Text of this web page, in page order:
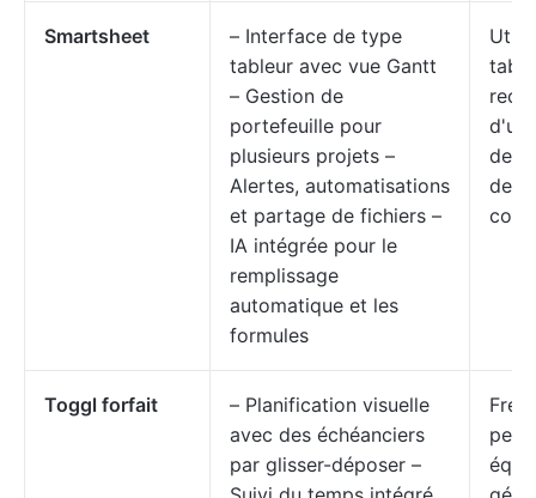
Smartsheet
– Interface de type
tableur avec vue Gantt
– Gestion de
portefeuille pour
plusieurs projets –
Alertes, automatisations
et partage de fichiers –
IA intégrée pour le
remplissage
automatique et les
formules
de
de
Toggl forfait
– Planification visuelle
avec des échéanciers
par glisser-déposer –